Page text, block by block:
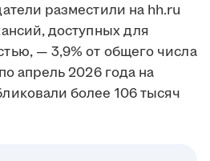
разместили на hh.ru
доступных для
— 3,9% от общего числа
апрель 2026 года на
более 106 тысяч